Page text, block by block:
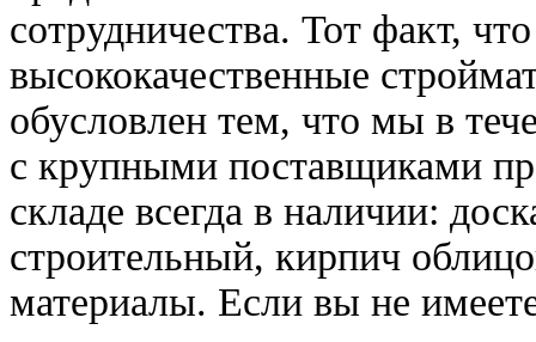
сотрудничества. Тот факт,
высококачественные
обусловлен тем, что мы в
с крупными поставщиками
складе всегда в наличии:
строительный, кирпич
материалы. Если вы не